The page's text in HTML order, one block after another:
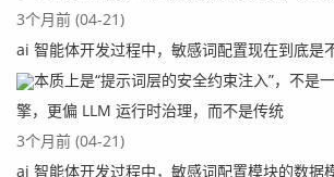
3个月前 (04-21)
ai 智能体开发过程中，敏感词配置现在到底是
本质上是“提示词层的安全约束注入”，不是
擎，更偏 LLM 运行时治理，而不是传统
3个月前 (04-21)
ai 智能体开发过程中，敏感词配置模块的数据